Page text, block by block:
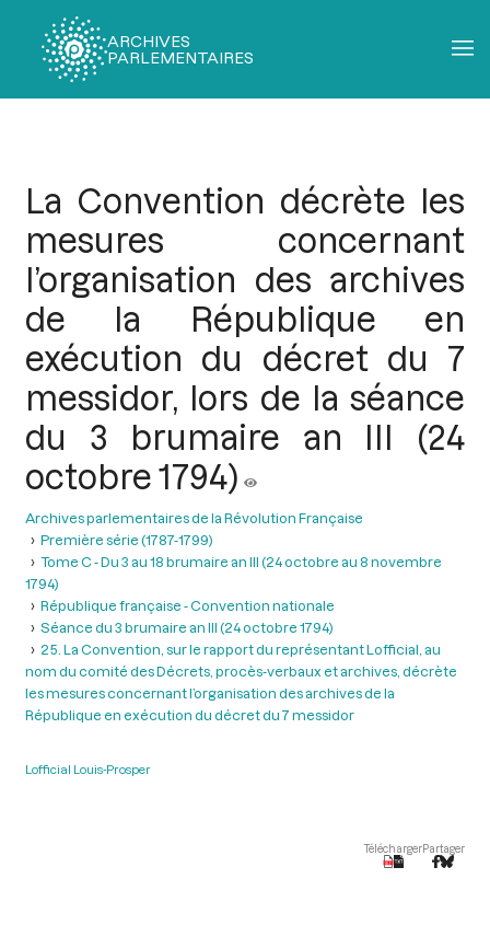
ARCHIVES
PARLEMENTAIRES
La Convention décrète les
mesures concernant
l’organisation des archives
de la République en
exécution du décret du 7
messidor, lors de la séance
du 3 brumaire an III (24
octobre 1794)
Archives parlementaires de la Révolution Française
Première série (1787-1799)
Tome C - Du 3 au 18 brumaire an III (24 octobre au 8 novembre
1794)
République française - Convention nationale
Séance du 3 brumaire an III (24 octobre 1794)
25. La Convention, sur le rapport du représentant Lofficial, au
nom du comité des Décrets, procès-verbaux et archives, décrète
les mesures concernant l’organisation des archives de la
République en exécution du décret du 7 messidor
Lofficial Louis-Prosper
TéléchargerPartager